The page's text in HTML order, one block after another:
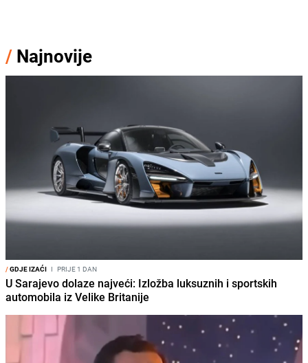
/ Najnovije
/GDJE IZAĆI I PRIJE 1 DAN
U Sarajevo dolaze najveći: Izložba luksuznih i sportskih
automobila iz Velike Britanije